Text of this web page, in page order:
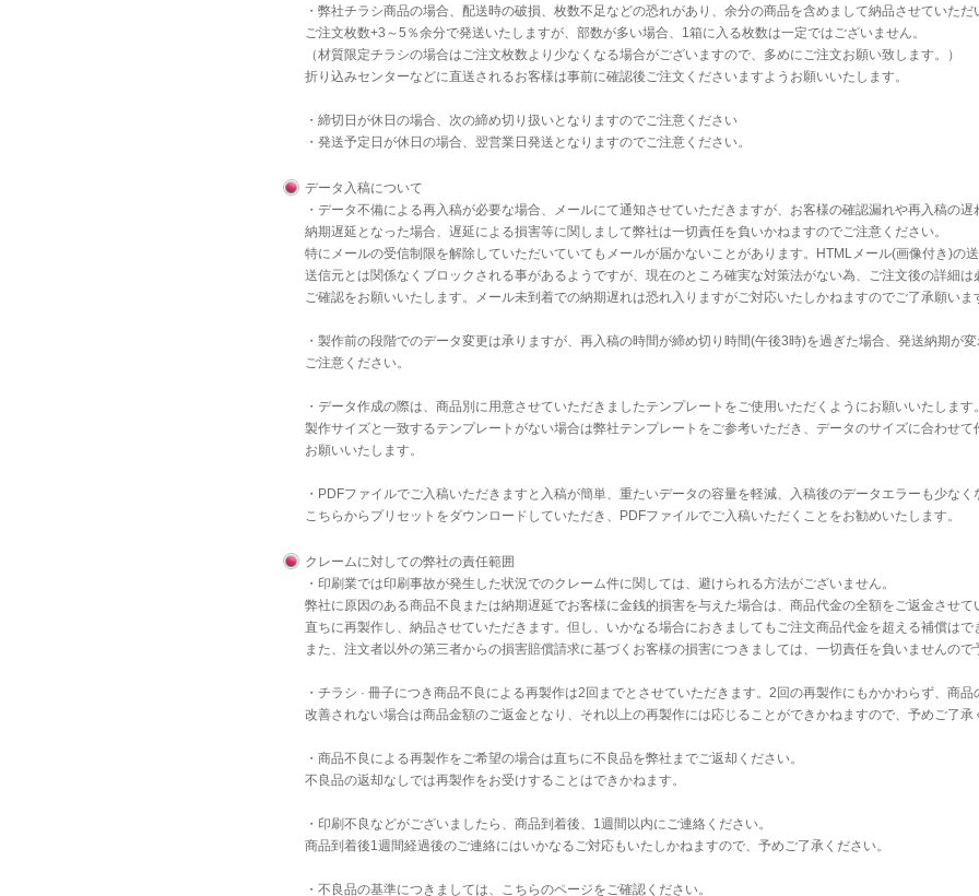
・弊社チラシ商品の場合、配送時の破損、枚数不足などの恐れがあり、余分の商品を含めまして納品させていただ
ご注文枚数+3～5％余分で発送いたしますが、部数が多い場合、1箱に入る枚数は一定ではございません。
（材質限定チラシの場合はご注文枚数より少なくなる場合がございますので、多めにご注文お願い致します。）
折り込みセンターなどに直送されるお客様は事前に確認後ご注文くださいますようお願いいたします。
・締切日が休日の場合、次の締め切り扱いとなりますのでご注意ください
・発送予定日が休日の場合、翌営業日発送となりますのでご注意ください。
データ入稿について
・データ不備による再入稿が必要な場合、メールにて通知させていただきますが、お客様の確認漏れや再入稿の遅
納期遅延となった場合、遅延による損害等に関しまして弊社は一切責任を負いかねますのでご注意ください。
特にメールの受信制限を解除していただいていてもメールが届かないことがあります。HTMLメール(画像付き)の送
送信元とは関係なくブロックされる事があるようですが、現在のところ確実な対策法がない為、ご注文後の詳細は
ご確認をお願いいたします。メール未到着での納期遅れは恐れ入りますがご対応いたしかねますのでご了承願いま
・製作前の段階でのデータ変更は承りますが、再入稿の時間が締め切り時間(午後3時)を過ぎた場合、発送納期が変
ご注意ください。
・データ作成の際は、商品別に用意させていただきましたテンプレートをご使用いただくようにお願いいたします。
製作サイズと一致するテンプレートがない場合は弊社テンプレート をご参考いただき、データのサイズに合わせて
お願いいたします。
・PDFファイルでご入稿いただきますと入稿が簡単、重たいデータの容量を軽減、入稿後のデータエラーも少なく
こちらからプリセットをダウンロードしていただき、PDFファイルでご入稿いただくことをお勧めいたします。
クレームに対しての弊社の責任範囲
・印刷業では印刷事故が発生した状況でのクレーム件に関しては、避けられる方法がございません。
弊社に原因のある商品不良または納期遅延でお客様に金銭的損害を与えた場合は、商品代金の全額をご返金させて
直ちに再製作し、納品させていただきます。但し、いかなる場合におきましてもご注文商品代金を超える補償はで
また、注文者以外の第三者からの損害賠償請求に基づくお客様の損害につきましては、一切責任を負いませんので
・チラシ · 冊子につき商品不良による再製作は2回までとさせていただきます。2回の再製作にもかかわらず、商品
改善されない場合は商品金額のご返金となり、それ以上の再製作には応じることができかねますので、予めご了承
・商品不良による再製作をご希望の場合は直ちに不良品を弊社までご返却ください。
不良品の返却なしでは再製作をお受けすることはできかねます。
・印刷不良などがございましたら、商品到着後、1週間以内にご連絡ください。
商品到着後1週間経過後のご連絡にはいかなるご対応もいたしかねますので、予めご了承ください。
・不良品の基準につきましては、 こちらのページをご確認ください。